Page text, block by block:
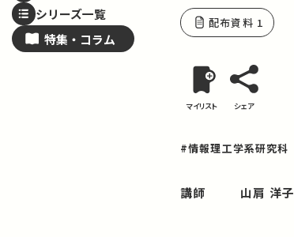
シリーズ一覧
特集・ コラム
配布資料 1
マイリスト シェア
#情報理工学系研究科
講師 山肩 洋子